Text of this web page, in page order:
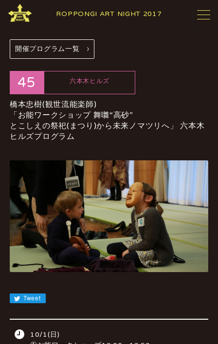
ROPPONGI ART NIGHT 2017
開催概要
プログラム
PROGRAMS
ギャラリー
GALLERIES
& FACILITIES
RESTAURANTS
& SHOPS
JA EN
CN
KR
開催プログラム一覧
45 六本木ヒルズ
橋本忠樹(観世流能楽師)
「お能ワークショップ 舞囃“高砂”
とこしえの祭祀(まつり)から未来ノマツリへ」
六本木
ヒルズプログラム
Tweet
10/1(日)